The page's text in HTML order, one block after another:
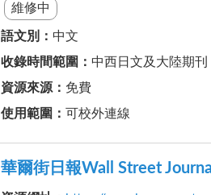
維修中
語文別 ： 中文
收錄時間範圍 ： 中西日文及大陸期刊
資源來源 ： 免費
使用範圍 ： 可校外連線
華爾街日報Wall Street Journal